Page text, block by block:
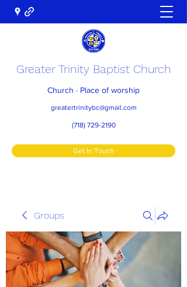
Greater Trinity Baptist Church
Church · Place of worship
greatertrinitybc@gmail.com
(718) 729-2190
Get In Touch
Groups